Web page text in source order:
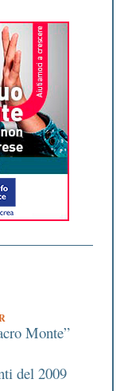
Monte”
del 2009